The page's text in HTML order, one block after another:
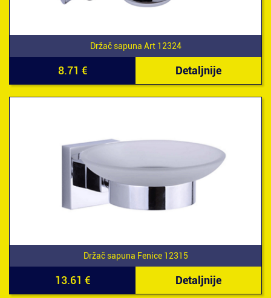
Držač sapuna Art 12324
8.71 € Detaljnije
Držač sapuna Fenice 12315
13.61 € Detaljnije